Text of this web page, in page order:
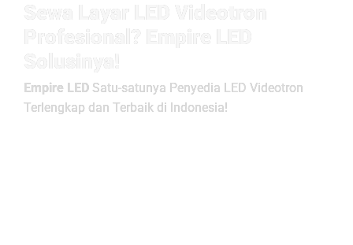
Sewa Layar LED Videotron
Profesional? Empire LED
Solusinya!
Empire LED Satu-satunya Penyedia LED Videotron
Terlengkap dan Terbaik di Indonesia!